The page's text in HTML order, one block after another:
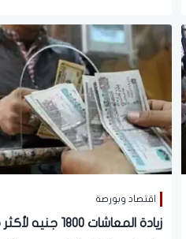
اقتصاد وبورصة